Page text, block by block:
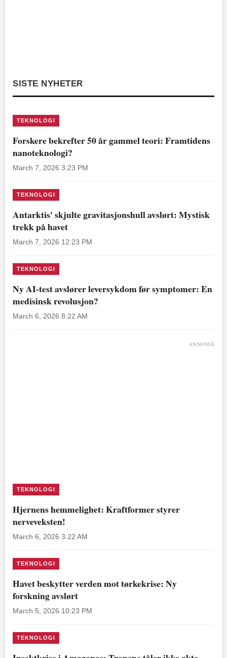
SISTE NYHETER
TEKNOLOGI
Forskere bekrefter 50 år gammel teori: Framtidens
nanoteknologi?
March 7, 2026 3:23 PM
TEKNOLOGI
Antarktis' skjulte gravitasjonshull avslørt: Mystisk
trekk på havet
March 7, 2026 12:23 PM
TEKNOLOGI
Ny AI-test avslører leversykdom før symptomer: En
medisinsk revolusjon?
March 6, 2026 8:22 AM
ANNONSE
TEKNOLOGI
Hjernens hemmelighet: Kraftformer styrer
nerveveksten!
March 6, 2026 3:22 AM
TEKNOLOGI
Havet beskytter verden mot tørkekrise: Ny
forskning avslørt
March 5, 2026 10:23 PM
TEKNOLOGI